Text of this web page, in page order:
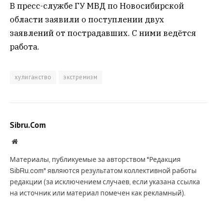
В пресс-службе ГУ МВД по Новосибирской
области заявили о поступлении двух
заявлений от пострадавших. С ними ведётся
работа.
хулиганство экстремизм
Sibru.Com
Website
Материалы, публикуемые за авторством "Редакция
SibRu.com" являются результатом коллективной работы
редакции (за исключением случаев, если указана ссылка
на источник или материал помечен как рекламный).